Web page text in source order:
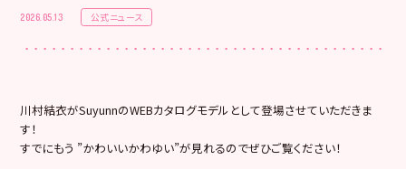
2026.05.13 公式ニュース
川村結衣がSuyunnのWEBカタログモデルとして登場させていただきま
す！
すでにもう ”かわいいかわゆい”が見れるのでぜひご覧ください！